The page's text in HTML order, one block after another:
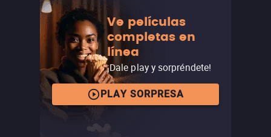
deriva, en busca de un nuevo sentido. El estilo naturalista
de Zhao está aquí más pulido que antes, logrando una
potente (aunque a veces sentimentalista) exploración de
la masculinidad y de la figura del cowboy en Estados
Unidos.
Ve películas
completas en
línea
¡Dale play y sorpréndete!
PLAY SORPRESA